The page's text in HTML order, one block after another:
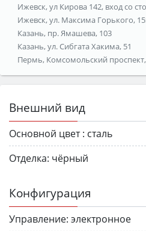
Ижевск, ул Кирова 142, вход со
Ижевск, ул. Максима Горького,
Казань, пр. Ямашева, 103
Казань, ул. Сибгата Хакима, 51
Пермь, Комсомольский
Внешний вид
Основной цвет : сталь
Отделка: чёрный
Конфигурация
Управление: электронное